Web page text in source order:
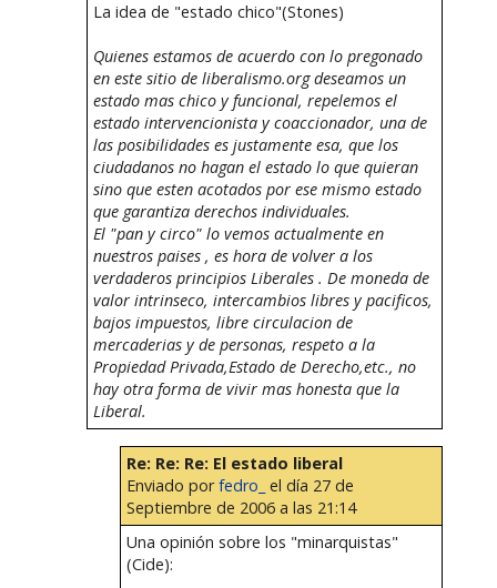
La idea de "estado chico"(Stones)
Quienes estamos de acuerdo con lo pregonado
en este sitio de liberalismo.org deseamos un
estado mas chico y funcional, repelemos el
estado intervencionista y coaccionador, una de
las posibilidades es justamente esa, que los
ciudadanos no hagan el estado lo que quieran
sino que esten acotados por ese mismo estado
que garantiza derechos individuales.
El "pan y circo" lo vemos actualmente en
nuestros paises , es hora de volver a los
verdaderos principios Liberales . De moneda de
valor intrinseco, intercambios libres y pacificos,
bajos impuestos, libre circulacion de
mercaderias y de personas, respeto a la
Propiedad Privada,Estado de Derecho,etc., no
hay otra forma de vivir mas honesta que la
Liberal.
Re: Re: Re: El estado liberal
Enviado porfedro_ el día 27 de
Septiembre de 2006 a las 21:14
Una opinión sobre los "minarquistas"
(Cide):